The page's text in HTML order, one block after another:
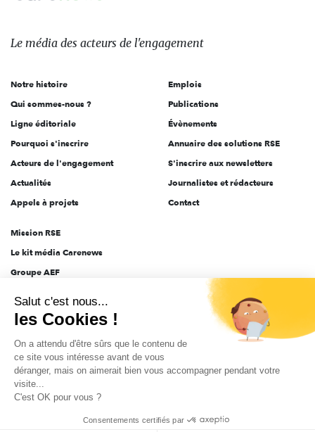
Le
des
l'engagement
Le média des acteurs de l'engagement
Notre histoire
Qui sommes-nous ?
Ligne éditoriale
Pourquoi s'inscrire
Acteurs de l'engagement
Actualités
Appels à projets
Emplois
Publications
Évènements
Annuaire des solutions RSE
S'inscrire aux newsletters
Journalistes et rédacteurs
Contact
Mission RSE
Le kit média Carenews
Groupe AEF
Novethic
Inclusiv Day
CGV Données personnelles
Salut c'est nous...
les Cookies !
On a attendu d'être sûrs que le contenu de
ce site vous intéresse avant de vous
déranger, mais on aimerait bien vous accompagner pendant votre
visite...
C'est OK pour vous ?
Consentements certifiés par